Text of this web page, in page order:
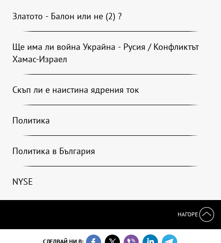
Златото - Балон или не (2) ?
Ще има ли война Украйна - Русия / Конфликтът
Хамас-Израел
Скъп ли е наистина ядрения ток
Политика
Политика в България
NYSE
НАГОРЕ
СЛЕДВАЙ НИ В: